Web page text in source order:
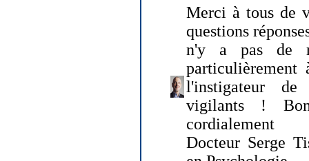
Merci à tous de
questions
n'y a pas de
l'instigateur de
vigilants !
cordialement
Docteur Serge